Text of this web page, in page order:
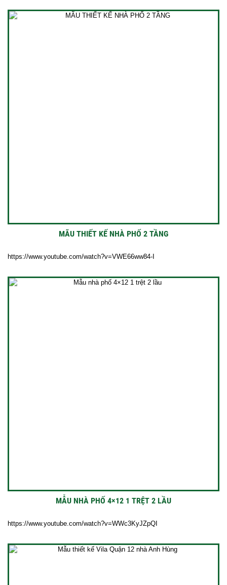
MÃU THIẾT KẾ NHÀ PHỐ 2 TẦNG
https://www.youtube.com/watch?v=VWE66ww84-I
MẪU NHÀ PHỐ 4×12 1 TRỆT 2 LẦU
https://www.youtube.com/watch?v=WWc3KyJZpQI